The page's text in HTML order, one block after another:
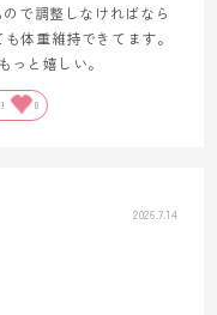
で調整しなければなら
体重維持できてます。
っと嬉しい。
0
2026.7.14